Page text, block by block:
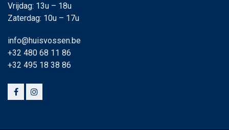
Vrijdag: 13u – 18u
Zaterdag: 10u – 17u
info@huisvossen.be
+32 480 68 11 86
+32 495 18 38 86